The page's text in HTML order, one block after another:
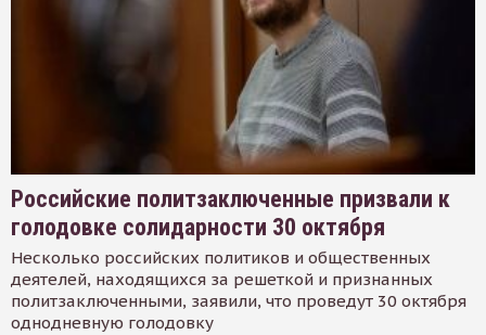
Российские политзаключенные призвали к
голодовке солидарности 30 октября
Несколько российских политиков и общественных
деятелей, находящихся за решеткой и признанных
политзаключенными, заявили, что проведут 30 октября
однодневную голодовку